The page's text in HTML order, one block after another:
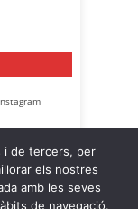
i de tercers, per
els nostres
amb les seves
de navegació.